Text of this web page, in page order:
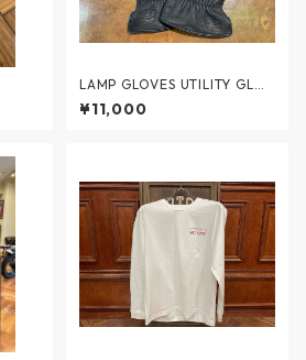
LAMP GLOVES UTILITY GLOV
E STANDARD-BLACK
¥11,000